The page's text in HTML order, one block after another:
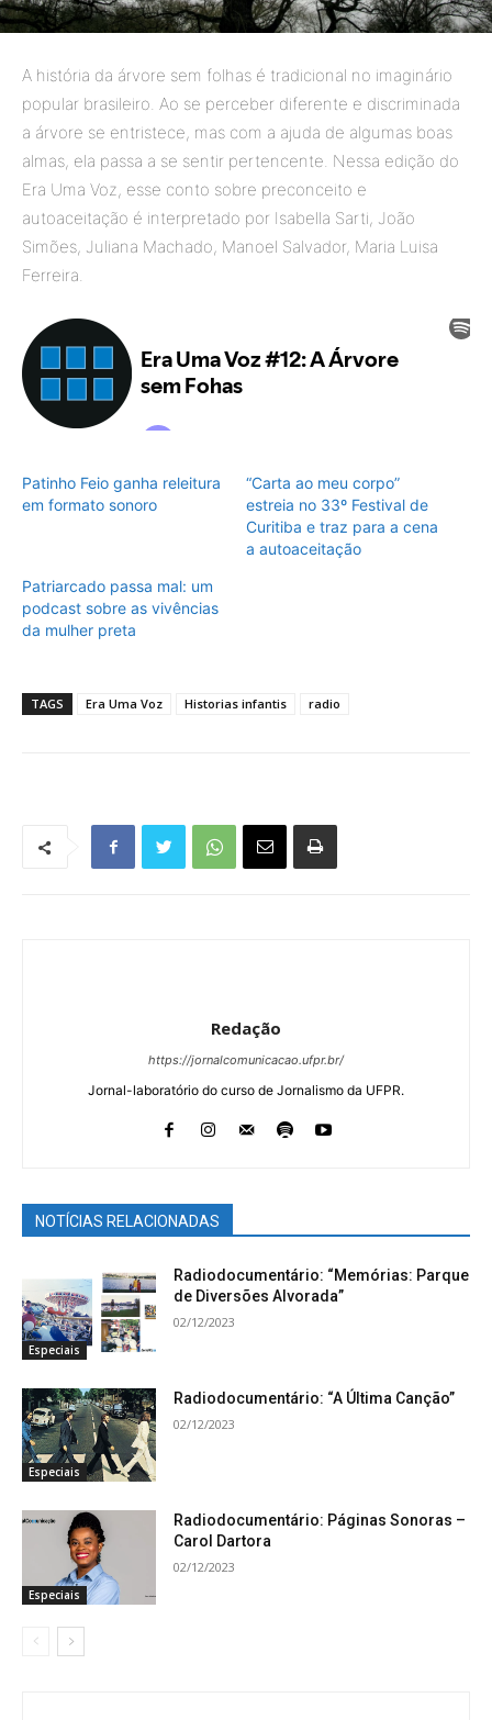
A história da árvore sem folhas é tradicional no imaginário
popular brasileiro. Ao se perceber diferente e discriminada
a árvore se entristece, mas com a ajuda de algumas boas
almas, ela passa a se sentir pertencente. Nessa edição do
Era Uma Voz, esse conto sobre preconceito e
autoaceitação é interpretado por Isabella Sarti, João
Simões, Juliana Machado, Manoel Salvador, Maria Luisa
Ferreira.
Patinho Feio ganha releitura
em formato sonoro
“Carta ao meu corpo”
estreia no 33º Festival de
Curitiba e traz para a cena
a autoaceitação
Patriarcado passa mal: um
podcast sobre as vivências
da mulher preta
TAGS Era Uma Voz Historias infantis radio
Redação
https://jornalcomunicacao.ufpr.br/
Jornal-laboratório do curso de Jornalismo da UFPR.
NOTÍCIAS RELACIONADAS
Especiais
Radiodocumentário: “Memórias: Parque
de Diversões Alvorada”
02/12/2023
Especiais
Radiodocumentário: “A Última Canção”
02/12/2023
Especiais
Radiodocumentário: Páginas Sonoras –
Carol Dartora
02/12/2023